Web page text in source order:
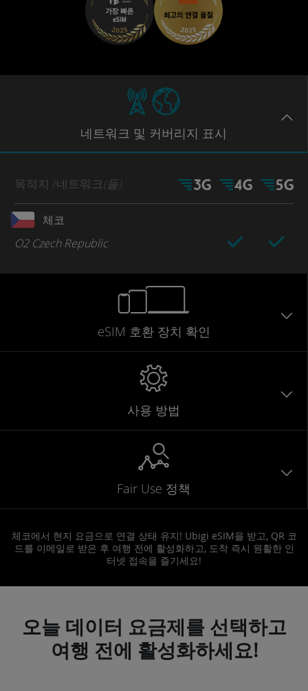
네트워크 및 커버리지 표시
목적지 /네트워크(들)
체코
O2 Czech Republic
eSIM 호환 장치 확인
사용 방법
Fair Use 정책
체코에서 현지 요금으로 연결 상태 유지! Ubigi eSIM을 받고, QR 코
드를 이메일로 받은 후 여행 전에 활성화하고, 도착 즉시 원활한 인
터넷 접속을 즐기세요!
오늘 데이터 요금제를 선택하고
여행 전에 활성화하세요!